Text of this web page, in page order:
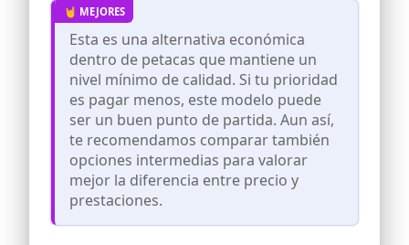
para tus bebidas. Por favor, lavar con
agua tibia o hervida antes del primer
uso. Nota: la piel de cuero, por favor, no
la sumerja en el agua para remojarla.
🌿 [Diseño portátil] El cuerpo en forma
de U del recipiente cabe en la palma de
la mano y se agarra cómodamente.
Boquilla redondeada, suave y delicada,
para que puedas beber felizmente.
Diseño elegante y compacto, puedes
guardarlo en el bolsillo de tu camisa o
pantalones para llevarlo contigo.
🌱[Companion de viaje] Con una
Esta es una alternativa económica
dentro de petacas que mantiene un
nivel mínimo de calidad. Si tu prioridad
es pagar menos, este modelo puede
ser un buen punto de partida. Aun así,
te recomendamos comparar también
opciones intermedias para valorar
mejor la diferencia entre precio y
prestaciones.